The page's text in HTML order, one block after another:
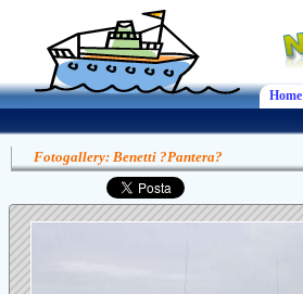
Home
Fotogallery: Benetti ?Pantera?